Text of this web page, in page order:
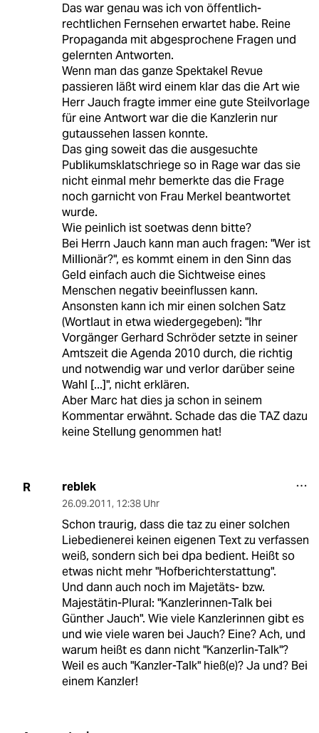
Das war genau was ich von öffentlich-
rechtlichen Fernsehen erwartet habe. Reine
Propaganda mit abgesprochene Fragen und
gelernten Antworten.
Wenn man das ganze Spektakel Revue
passieren läßt wird einem klar das die Art wie
Herr Jauch fragte immer eine gute Steilvorlage
für eine Antwort war die die Kanzlerin nur
gutaussehen lassen konnte.
Das ging soweit das die ausgesuchte
Publikumsklatschriege so in Rage war das sie
nicht einmal mehr bemerkte das die Frage
noch garnicht von Frau Merkel beantwortet
wurde.
Wie peinlich ist soetwas denn bitte?
Bei Herrn Jauch kann man auch fragen: "Wer ist
Millionär?", es kommt einem in den Sinn das
Geld einfach auch die Sichtweise eines
Menschen negativ beeinflussen kann.
Ansonsten kann ich mir einen solchen Satz
(Wortlaut in etwa wiedergegeben): "Ihr
Vorgänger Gerhard Schröder setzte in seiner
Amtszeit die Agenda 2010 durch, die richtig
und notwendig war und verlor darüber seine
Wahl [...]", nicht erklären.
Aber Marc hat dies ja schon in seinem
Kommentar erwähnt. Schade das die TAZ dazu
keine Stellung genommen hat!
R reblek
26.09.2011, 12:38 Uhr
Schon traurig, dass die taz zu einer solchen
Liebedienerei keinen eigenen Text zu verfassen
weiß, sondern sich bei dpa bedient. Heißt so
etwas nicht mehr "Hofberichterstattung".
Und dann auch noch im Majetäts- bzw.
Majestätin-Plural: "Kanzlerinnen-Talk bei
Günther Jauch". Wie viele Kanzlerinnen gibt es
und wie viele waren bei Jauch? Eine? Ach, und
warum heißt es dann nicht "Kanzerlin-Talk"?
Weil es auch "Kanzler-Talk" hieß(e)? Ja und? Bei
einem Kanzler!